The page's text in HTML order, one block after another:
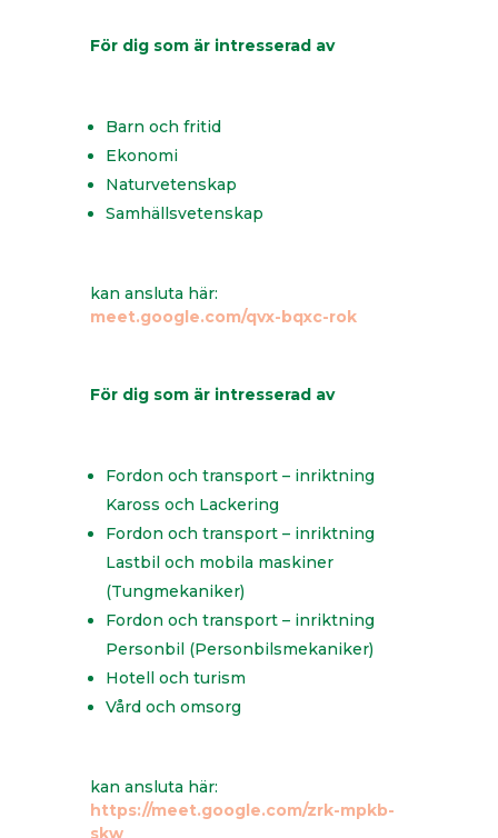
För dig som är intresserad av
Barn och fritid
Ekonomi
Naturvetenskap
Samhällsvetenskap
kan ansluta här:
meet.google.com/qvx-bqxc-rok
För dig som är intresserad av
Fordon och transport – inriktning
Kaross och Lackering
Fordon och transport – inriktning
Lastbil och mobila maskiner
(Tungmekaniker)
Fordon och transport – inriktning
Personbil (Personbilsmekaniker)
Hotell och turism
Vård och omsorg
kan ansluta här:
https://meet.google.com/zrk-mpkb-
skw